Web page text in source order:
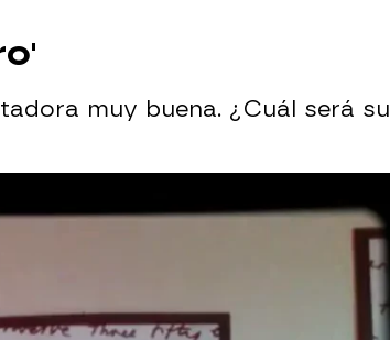
muy buena. ¿Cuál será su